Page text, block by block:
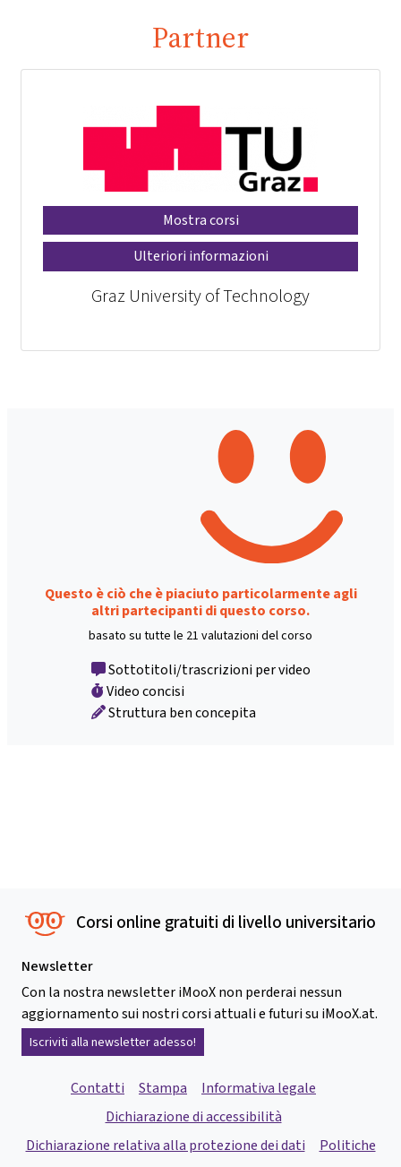
Partner
Mostra corsi
Ulteriori informazioni
Graz University of Technology
Questo è ciò che è piaciuto particolarmente agli
altri partecipanti di questo corso.
basato su tutte le 21 valutazioni del corso
Sottotitoli/trascrizioni per video
Video concisi
Struttura ben concepita
Corsi online gratuiti di livello universitario
Newsletter
Con la nostra newsletter iMooX non perderai nessun
aggiornamento sui nostri corsi attuali e futuri su iMooX.at.
Iscriviti alla newsletter adesso!
Contatti Stampa
Informativa legale
Dichiarazione di accessibilità
Dichiarazione relativa alla protezione dei dati
Politiche